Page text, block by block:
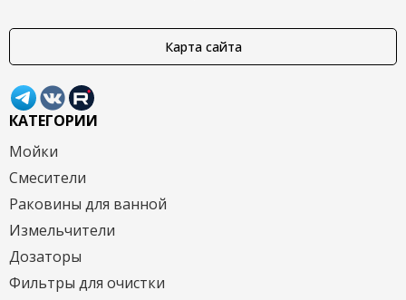
Карта сайта
КАТЕГОРИИ
Мойки
Смесители
Раковины для ванной
Измельчители
Дозаторы
Фильтры для очистки